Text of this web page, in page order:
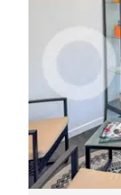
Les
sont de
disponibles